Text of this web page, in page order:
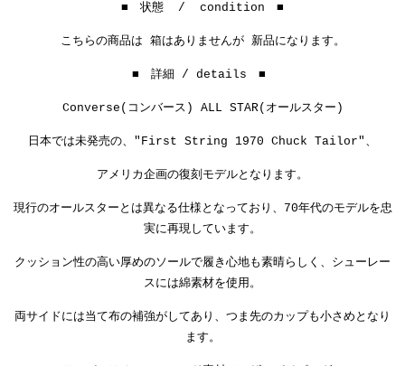
■ 状態 / condition ■
こちらの商品は 箱はありませんが 新品になります。
■ 詳細 / details ■
Converse(コンバース) ALL STAR(オールスター)
日本では未発売の、"First String 1970 Chuck Tailor"、
アメリカ企画の復刻モデルとなります。
現行のオールスターとは異なる仕様となっており、70年代のモデルを忠
実に再現しています。
クッション性の高い厚めのソールで履き心地も素晴らしく、シューレー
スには綿素材を使用。
両サイドには当て布の補強がしてあり、つま先のカップも小さめとなり
ます。